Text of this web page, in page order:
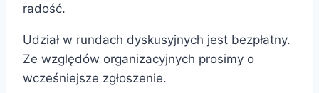
radość.
Udział w rundach dyskusyjnych jest bezpłatny.
Ze względów organizacyjnych prosimy o
wcześniejsze zgłoszenie.